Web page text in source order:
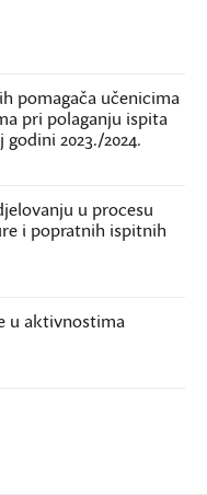
pomagača učenicima
pri polaganju ispita
2023./2024.
u procesu
i popratnih ispitnih
u aktivnostima